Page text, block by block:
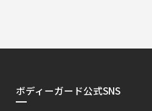
ボディーガード公式SNS